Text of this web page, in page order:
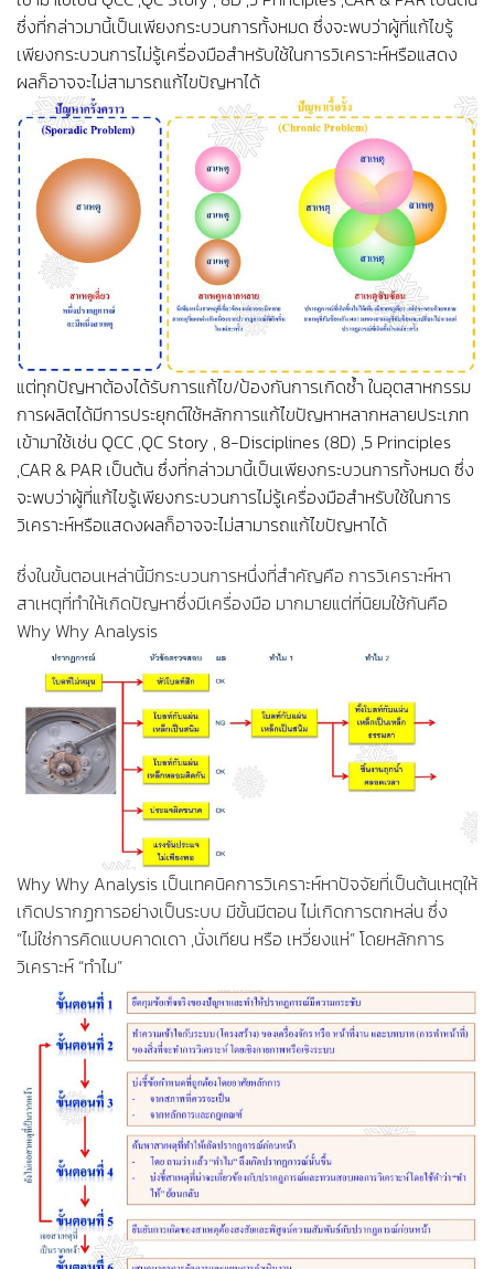
ซึ่งที่กล่าวมานี้เป็นเพียงกระบวนการทั้งหมด ซึ่งจะพบว่าผู้ที่แก้ไขรู้
เพียงกระบวนการไม่รู้เครื่องมือสำหรับใช้ในการวิเคราะห์หรือแสดง
ผลก็อาจจะไม่สามารถแก้ไขปัญหาได้
แต่ทุกปัญหาต้องได้รับการแก้ไข/ป้องกันการเกิดซ้ำ ในอุตสาหกรรม
การผลิตได้มีการประยุกต์ใช้หลักการแก้ไขปัญหาหลากหลายประเภท
เข้ามาใช้เช่น QCC ,QC Story , 8-Disciplines (8D) ,5 Principles
,CAR & PAR เป็นต้น ซึ่งที่กล่าวมานี้เป็นเพียงกระบวนการทั้งหมด ซึ่ง
จะพบว่าผู้ที่แก้ไขรู้เพียงกระบวนการไม่รู้เครื่องมือสำหรับใช้ในการ
วิเคราะห์หรือแสดงผลก็อาจจะไม่สามารถแก้ไขปัญหาได้
ซึ่งในขั้นตอนเหล่านี้มีกระบวนการหนึ่งที่สำคัญคือ การวิเคราะห์หา
สาเหตุที่ทำให้เกิดปัญหาซึ่งมีเครื่องมือ มากมายแต่ที่นิยมใช้กันคือ
Why Why Analysis
Why Why Analysis เป็นเทคนิคการวิเคราะห์หาปัจจัยที่เป็นต้นเหตุให้
เกิดปรากฏการอย่างเป็นระบบ มีขั้นมีตอน ไม่เกิดการตกหล่น ซึ่ง
“ไม่ใช่การคิดแบบคาดเดา ,นั่งเทียน หรือ เหวี่ยงแห่” โดยหลักการ
วิเคราะห์ “ทำไม”